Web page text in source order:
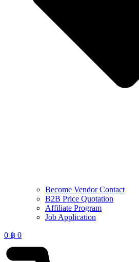
Become Vendor Contact
B2B Price Quotation
Affiliate Program
Job Application
0 ฿ 0